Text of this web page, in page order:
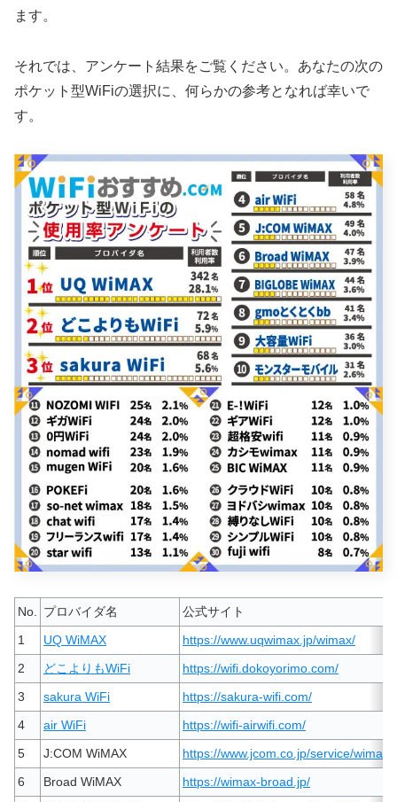
ます。
それでは、アンケート結果をご覧ください。あなたの次の
ポケット型WiFiの選択に、何らかの参考となれば幸いで
す。
No. プロバイダ名
公式サイト
1
UQ WiMAX
https://www.uqwimax.jp/wimax/
2
どこよりもWiFi
https://wifi.dokoyorimo.com/
3
sakura WiFi
https://sakura-wifi.com/
4
air WiFi
https://wifi-airwifi.com/
5
J:COM WiMAX
https://www.jcom.co.jp/service/wimax/
6
Broad WiMAX
https://wimax-broad.jp/